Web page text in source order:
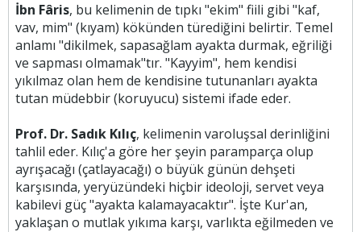
İbn Fâris, bu kelimenin de tıpkı "ekim" fiili gibi "kaf,
vav, mim" (kıyam) kökünden türediğini belirtir. Temel
anlamı "dikilmek, sapasağlam ayakta durmak, eğriliği
ve sapması olmamak"tır. "Kayyim", hem kendisi
yıkılmaz olan hem de kendisine tutunanları ayakta
tutan müdebbir (koruyucu) sistemi ifade eder.
Prof. Dr. Sadık Kılıç, kelimenin varoluşsal derinliğini
tahlil eder. Kılıç'a göre her şeyin paramparça olup
ayrışacağı (çatlayacağı) o büyük günün dehşeti
karşısında, yeryüzündeki hiçbir ideoloji, servet veya
kabilevi güç "ayakta kalamayacaktır". İşte Kur'an,
yaklaşan o mutlak yıkıma karşı, varlıkta eğilmeden ve